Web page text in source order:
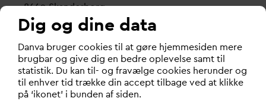
8660 Skanderborg
København
Vester Farimagsgade 1, 5. sal.
1606 København V
Tlf.: 70 21 00 55
Dig og dine data
Danva bruger cookies til at gøre hjemmesiden mere
brugbar og give dig en bedre oplevelse samt til
statistik. Du kan til- og fravælge cookies herunder og
til enhver tid trække din accept tilbage ved at klikke
på ‘ikonet’ i bunden af siden.